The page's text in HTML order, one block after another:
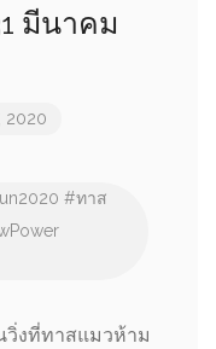
มีนาคม
2020
#ทาส
วิ่งที่ทาสแมวห้าม